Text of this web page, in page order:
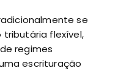
se
flexível,
regimes
escrituração